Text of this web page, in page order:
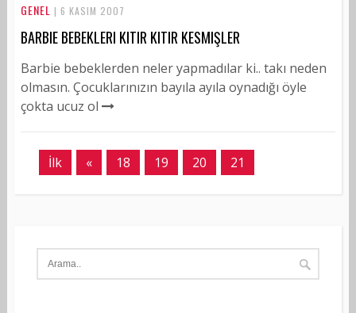
GENEL | 6 KASIM 2007
BARBIE BEBEKLERI KITIR KITIR KESMIŞLER
Barbie bebeklerden neler yapmadılar ki.. takı neden
olmasın. Çocuklarınızın bayıla ayıla oynadığı öyle
çokta ucuz ol
İlk « 18 19 20 21